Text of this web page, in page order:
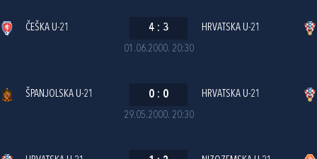
01.06.2000. 20:30
ČEŠKA U-21 4 : 3 HRVATSKA U-21
29.05.2000. 20:30
ŠPANJOLSKA U-21 0 : 0 HRVATSKA U-21